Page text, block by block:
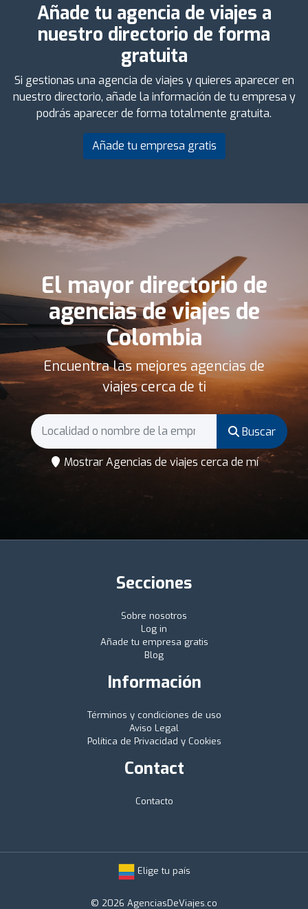
Añade tu agencia de viajes a
nuestro directorio de forma
gratuita
Si gestionas una agencia de viajes y quieres aparecer en
nuestro directorio, añade la información de tu empresa y
podrás aparecer de forma totalmente gratuita.
Añade tu empresa gratis
El mayor directorio de
agencias de viajes de
Colombia
Encuentra las mejores agencias de
viajes cerca de ti
Buscar
Mostrar Agencias de viajes cerca de mí
Secciones
Sobre nosotros
Log in
Añade tu empresa gratis
Blog
Información
Términos y condiciones de uso
Aviso Legal
Política de Privacidad y Cookies
Contact
Contacto
Elige tu país
© 2026 AgenciasDeViajes.co